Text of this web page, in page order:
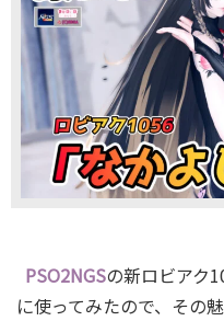
PSO2NGSの新ロビアク
に使ってみたので、その